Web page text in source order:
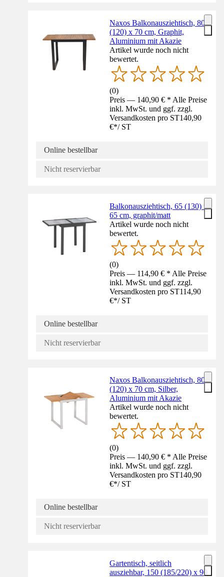
Naxos Balkonausziehtisch, 80
(120) x 70 cm, Graphit,
Aluminium mit Akazie
Artikel wurde noch nicht
bewertet.
(0)
Preis — 140,90 € * Alle Preise
inkl. MwSt. und ggf. zzgl.
Versandkosten pro ST140,90
€*/ ST
Online bestellbar
Nicht reservierbar
Balkonausziehtisch, 65 (130) x
65 cm, graphit/matt
Artikel wurde noch nicht
bewertet.
(0)
Preis — 114,90 € * Alle Preise
inkl. MwSt. und ggf. zzgl.
Versandkosten pro ST114,90
€*/ ST
Online bestellbar
Nicht reservierbar
Naxos Balkonausziehtisch, 80
(120) x 70 cm, Silber,
Aluminium mit Akazie
Artikel wurde noch nicht
bewertet.
(0)
Preis — 140,90 € * Alle Preise
inkl. MwSt. und ggf. zzgl.
Versandkosten pro ST140,90
€*/ ST
Online bestellbar
Nicht reservierbar
Gartentisch, seitlich
ausziehbar, 150 (185/220) x 90